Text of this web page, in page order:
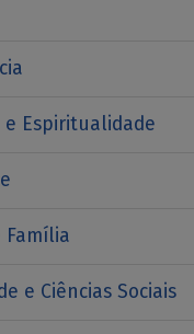
e Espiritualidade
Família
e Ciências Sociais